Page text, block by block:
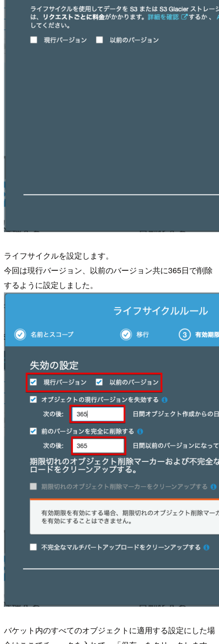
ライフサイクルを設定します。
今回は現行バージョン、以前のバージョン共に365日で削除
するように設定しました。
バケット内のすべてのオブジェクトに適用する設定にした場